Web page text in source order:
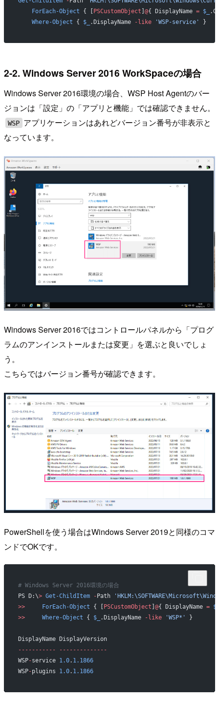
    ForEach-Object
{ [PSCustomObject ] @{ DisplayName = $_
    Where-Object
{ $_ .DisplayName -like 'WSP-service' }
2-2. Windows Server 2016 WorkSpaceの場合
Windows Server 2016環境の場合、WSP Host Agentのバー
ジョンは「設定」の「アプリと機能」では確認できません。
WSP アプリケーションはあれどバージョン番号が非表示と
なっています。
Windows Server 2016ではコントロールパネルから「プログ
ラムのアンインストールまたは変更」を選ぶと良いでしょ
う。
こちらではバージョン番号が確認できます。
PowerShellを使う場合はWindows Server 2019と同様のコマ
ンドでOKです。
# Windows Server 2016環境の場合
PS D:\> Get-ChildItem - Path
>>
     ForEach-Object
{ [ PSCustomObject @{ DisplayName =
>>
     Where-Object
{ $_ .DisplayName -like 'WSP*' }
DisplayName DisplayVersion
----------- --------------
WSP-service 1.0. 1.1866
WSP-plugins 1.0. 1.1866